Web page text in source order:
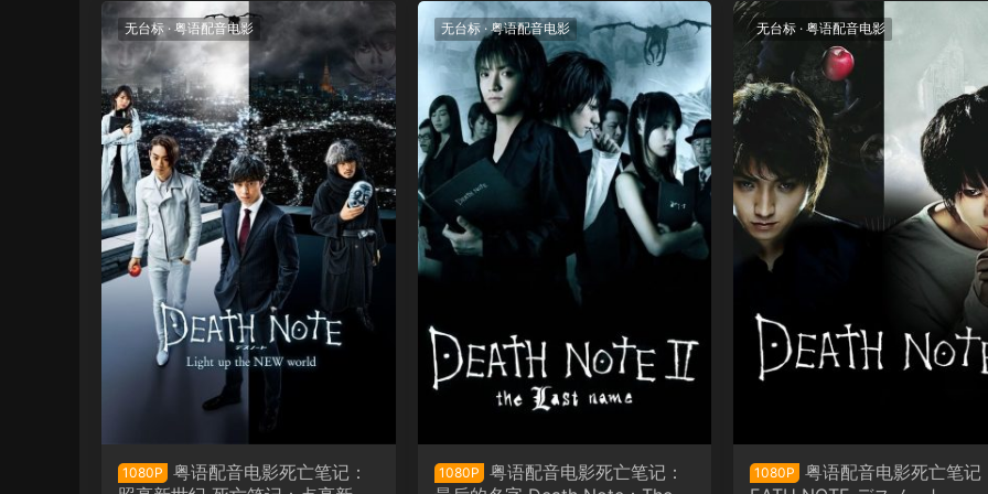
无台标 · 粤语配音电影
1080P
粤语配音电影死亡笔记：
无台标·粤语配音电影
1080P
粤语配音电影死亡笔记：
无台标 ·粤语配音电影
1080P
粤语配音电影死亡笔记